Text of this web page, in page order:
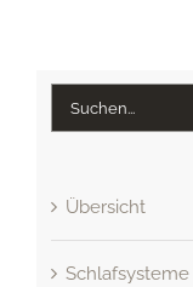
Übersicht
Schlafsysteme